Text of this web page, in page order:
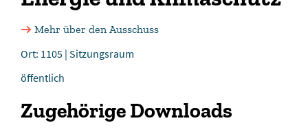
Mehr über den Ausschuss
Ort: 1105 | Sitzungsraum
öffentlich
Zugehörige Downloads